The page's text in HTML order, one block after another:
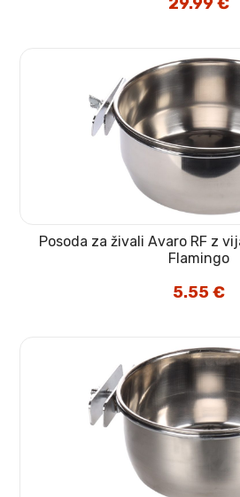
Posoda za živali Avaro RF z
Flamingo
5.55€